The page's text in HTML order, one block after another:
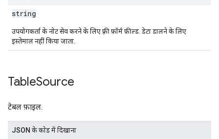
string
उपयोगकर्ता के नोट सेव करने के लिए फ़्री फ़ॉर्म फ़ील्ड. डेटा डालने के लिए
इस्तेमाल नहीं किया जाता.
TableSource
टेबल फ़ाइल.
JSON के काेड में दिखाना